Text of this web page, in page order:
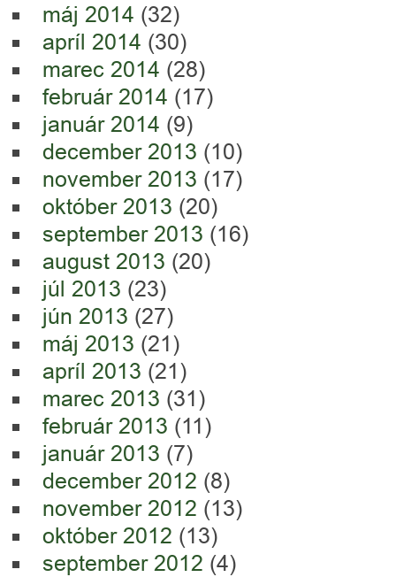
máj 2014 (32)
apríl 2014 (30)
marec 2014 (28)
február 2014 (17)
január 2014 (9)
december 2013 (10)
november 2013 (17)
október 2013 (20)
september 2013 (16)
august 2013 (20)
júl 2013 (23)
jún 2013 (27)
máj 2013 (21)
apríl 2013 (21)
marec 2013 (31)
február 2013 (11)
január 2013 (7)
december 2012 (8)
november 2012 (13)
október 2012 (13)
september 2012 (4)